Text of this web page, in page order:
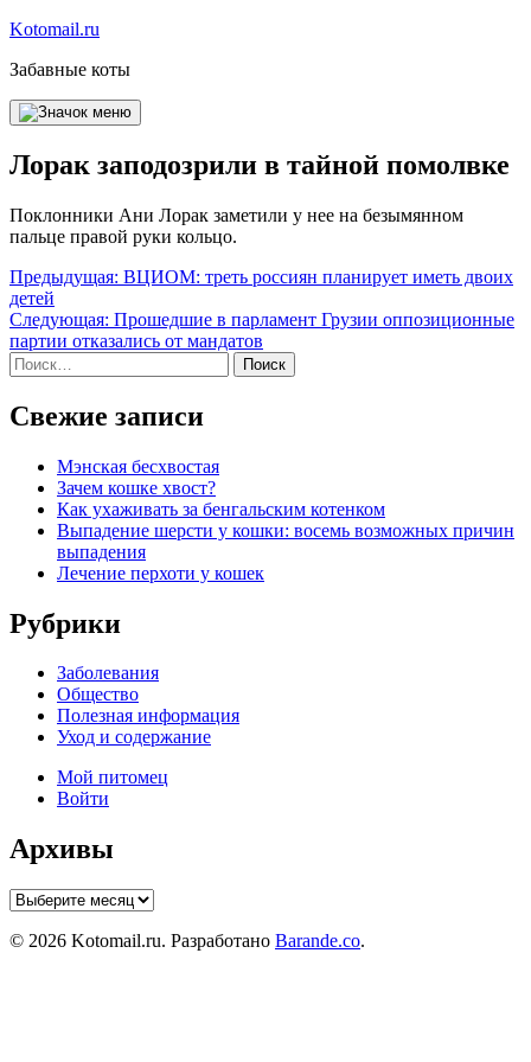
Перейти
содержимому
Kotomail.ru
Забавные коты
Лорак заподозрили в тайной помолвке
Поклонники Ани Лорак заметили у нее на безымянном
пальце правой руки кольцо.
Навигация
по
записям
Предыдущая: ВЦИОМ: треть россиян планирует иметь двоих
детей
Следующая: Прошедшие в парламент Грузии оппозиционные
партии отказались от мандатов
Найти:
Свежие записи
Мэнская бесхвостая
Зачем кошке хвост?
Как ухаживать за бенгальским котенком
Выпадение шерсти у кошки: восемь возможных причин
выпадения
Лечение перхоти у кошек
Рубрики
Заболевания
Общество
Полезная информация
Уход и содержание
Мой питомец
Войти
Архивы
Архивы
© 2026 Kotomail.ru. Разработано Barande.co.